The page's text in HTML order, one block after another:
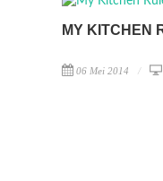
MY KITCHEN
06 Mei 2014